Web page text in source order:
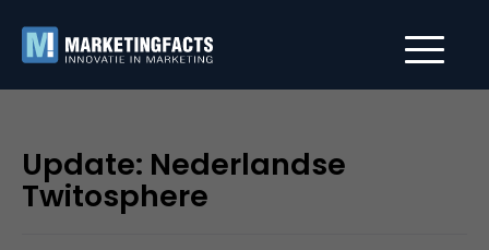
Update: Nederlandse
Twitosphere